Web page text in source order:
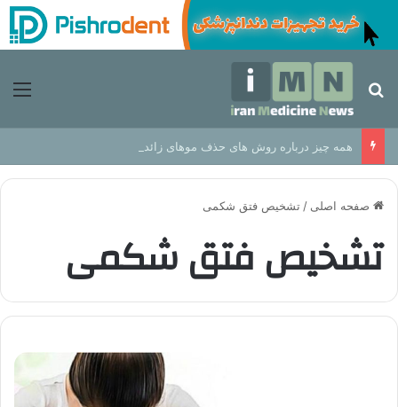
جستجو برای
همه چیز درباره روش های حذف موهای زائد از مزایا تا عوارض
صفحه اصلی / تشخیص فتق شکمی
تشخیص فتق شکمی